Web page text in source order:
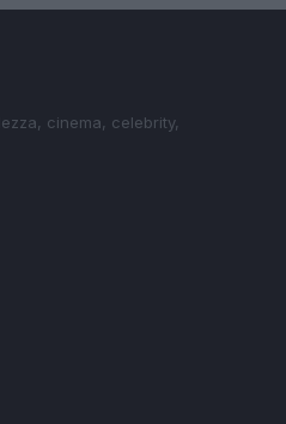
cinema, celebrity,